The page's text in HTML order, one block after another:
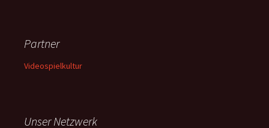
Partner
Videospielkultur
Unser Netzwerk